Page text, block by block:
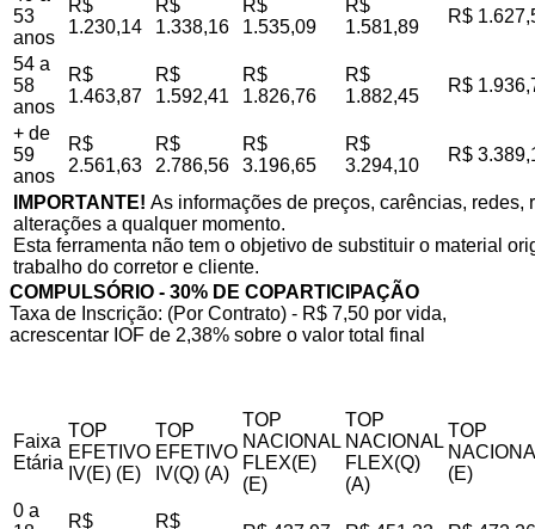
53
anos
R$
1.230,14
R$
1.338,16
R$
1.535,09
R$
1.581,89
R$
54 a
58
anos
R$
1.463,87
R$
1.592,41
R$
1.826,76
R$
1.882,45
R$
+ de
59
anos
R$
2.561,63
R$
2.786,56
R$
3.196,65
R$
3.294,10
R$
IMPORTANTE! As informações de preços, carências,
alterações a qualquer momento.
Esta ferramenta não tem o objetivo de substituir o material
trabalho do corretor e cliente.
COMPULSÓRIO - 30% DE COPARTICIPAÇÃO
Taxa de Inscrição: (Por Contrato) - R$ 7,50 por vida,
acrescentar IOF de 2,38% sobre o valor total final
Faixa
Etária
TOP
EFETIVO
IV(E) (E)
TOP
EFETIVO
IV(Q) (A)
TOP
NACIONAL
FLEX(E)
(E)
TOP
NACIONAL
FLEX(Q)
(A)
TOP
(E)
0 a
R$
R$